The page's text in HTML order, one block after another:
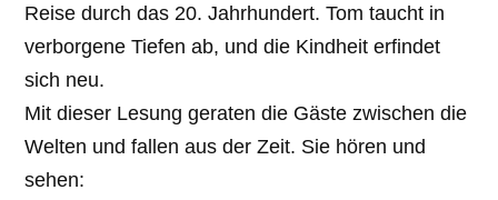
Reise durch das 20. Jahrhundert. Tom taucht in
verborgene Tiefen ab, und die Kindheit erfindet
sich neu.
Mit dieser Lesung geraten die Gäste zwischen die
Welten und fallen aus der Zeit. Sie hören und
sehen: